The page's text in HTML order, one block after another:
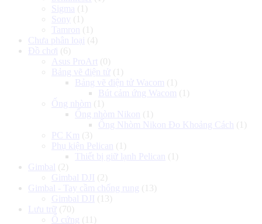
Sigma (1)
Sony (1)
Tamron
(1)
Chưa phân loại (4)
Đồ chơi (6)
Asus ProArt (0)
Bảng vẽ điện tử (1)
Bảng vẽ điện tử Wacom (1)
Bút cảm ứng Wacom (1)
Ống nhòm (1)
Ống nhòm Nikon
(1)
Ống Nhòm Nikon Đo Khoảng Cách
(1)
PC Km (3)
Phụ kiện Pelican
(1)
Thiết bị giữ lạnh Pelican
(1)
Gimbal (2)
Gimbal DJI (2)
Gimbal - Tay cầm chống rung (13)
Gimbal DJI (13)
Lưu trữ (70)
Ổ cứng (11)